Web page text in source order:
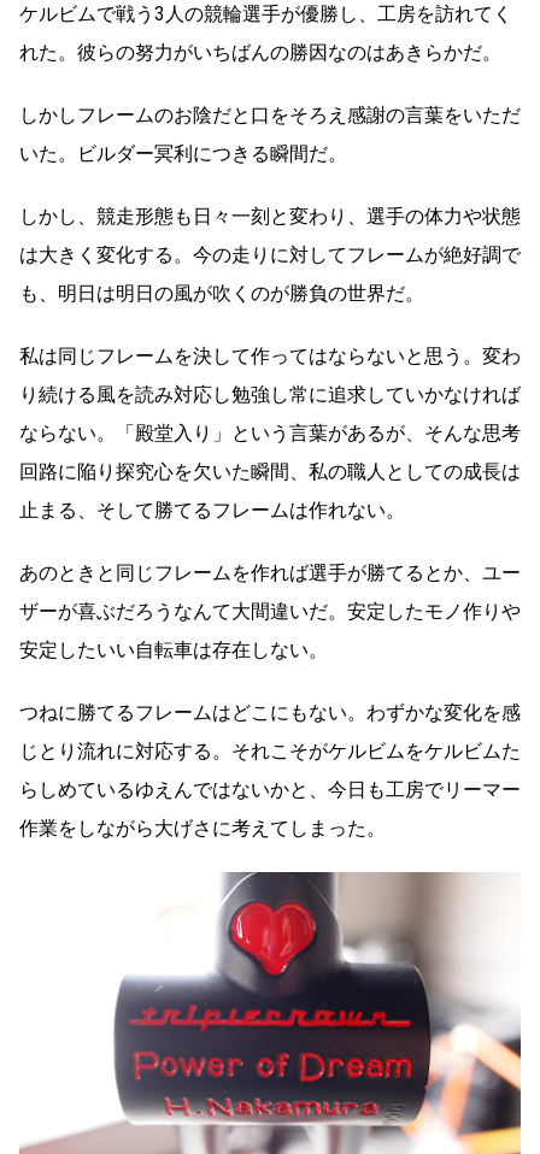
ケルビムで戦う3人の競輪選手が優勝し、工房を訪れてく
れた。彼らの努力がいちばんの勝因なのはあきらかだ。
しかしフレームのお陰だと口をそろえ感謝の言葉をいただ
いた。ビルダー冥利につきる瞬間だ。
しかし、競走形態も日々一刻と変わり、選手の体力や状態
は大きく変化する。今の走りに対してフレームが絶好調で
も、明日は明日の風が吹くのが勝負の世界だ。
私は同じフレームを決して作ってはならないと思う。変わ
り続ける風を読み対応し勉強し常に追求していかなければ
ならない。「殿堂入り」という言葉があるが、そんな思考
回路に陥り探究心を欠いた瞬間、私の職人としての成長は
止まる、そして勝てるフレームは作れない。
あのときと同じフレームを作れば選手が勝てるとか、ユー
ザーが喜ぶだろうなんて大間違いだ。安定したモノ作りや
安定したいい自転車は存在しない。
つねに勝てるフレームはどこにもない。わずかな変化を感
じとり流れに対応する。それこそがケルビムをケルビムた
らしめているゆえんではないかと、今日も工房でリーマー
作業をしながら大げさに考えてしまった。